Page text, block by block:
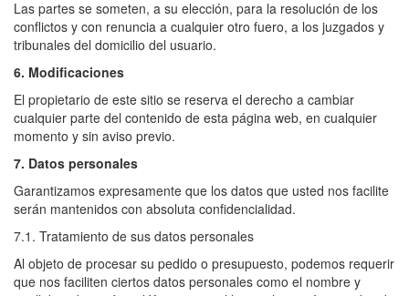
Las partes se someten, a su elección, para la resolución de los
conflictos y con renuncia a cualquier otro fuero, a los juzgados y
tribunales del domicilio del usuario.
6. Modificaciones
El propietario de este sitio se reserva el derecho a cambiar
cualquier parte del contenido de esta página web, en cualquier
momento y sin aviso previo.
7. Datos personales
Garantizamos expresamente que los datos que usted nos facilite
serán mantenidos con absoluta confidencialidad.
7.1. Tratamiento de sus datos personales
Al objeto de procesar su pedido o presupuesto, podemos requerir
que nos faciliten ciertos datos personales como el nombre y